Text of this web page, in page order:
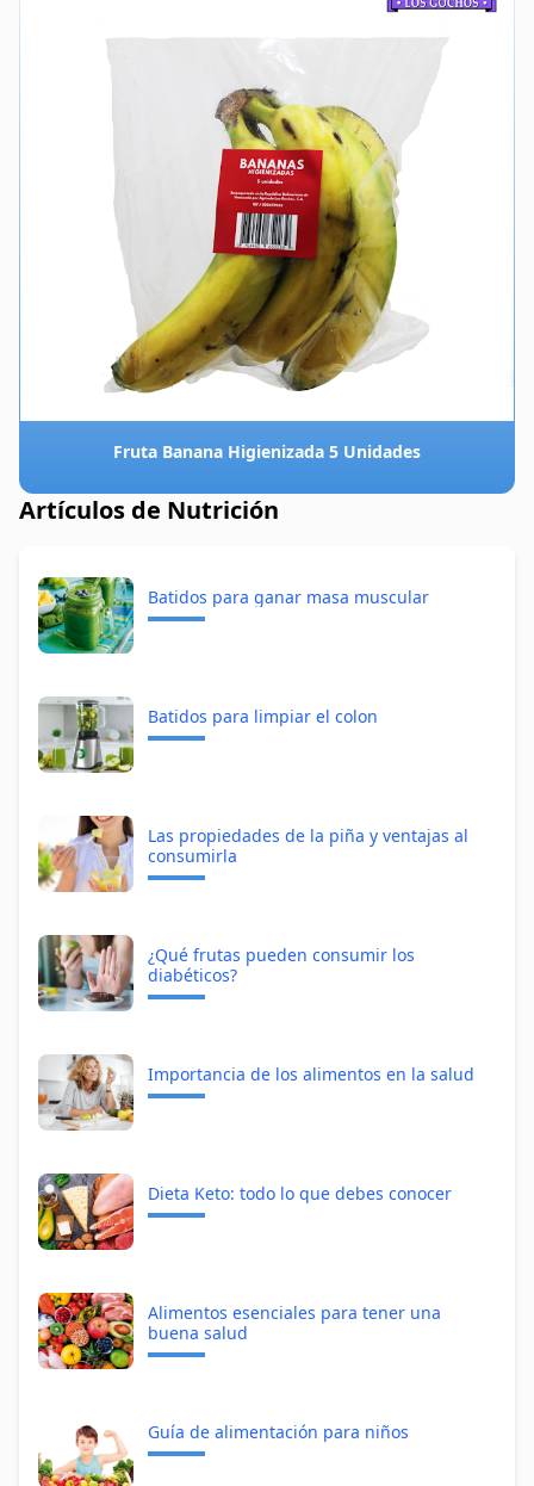
Fruta Banana Higienizada 5 Unidades
Artículos de Nutrición
Batidos para ganar masa muscular
Batidos para limpiar el colon
Las propiedades de la piña y ventajas al
consumirla
¿Qué frutas pueden consumir los
diabéticos?
Importancia de los alimentos en la salud
Dieta Keto: todo lo que debes conocer
Alimentos esenciales para tener una
buena salud
Guía de alimentación para niños